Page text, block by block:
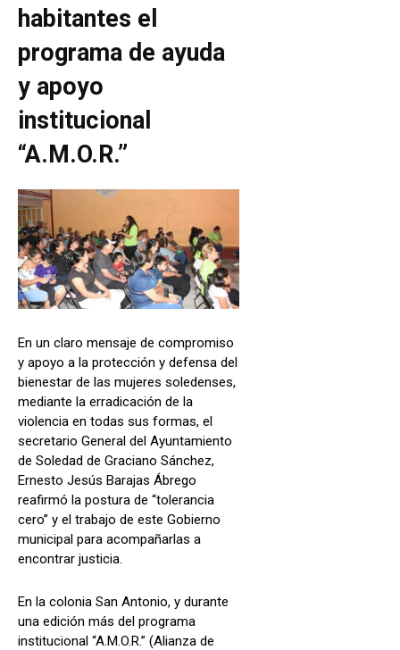
habitantes el
programa de ayuda
y apoyo
institucional
“A.M.O.R.”
En un claro mensaje de compromiso
y apoyo a la protección y defensa del
bienestar de las mujeres soledenses,
mediante la erradicación de la
violencia en todas sus formas, el
secretario General del Ayuntamiento
de Soledad de Graciano Sánchez,
Ernesto Jesús Barajas Ábrego
reafirmó la postura de “tolerancia
cero” y el trabajo de este Gobierno
municipal para acompañarlas a
encontrar justicia.
En la colonia San Antonio, y durante
una edición más del programa
institucional “A.M.O.R.” (Alianza de